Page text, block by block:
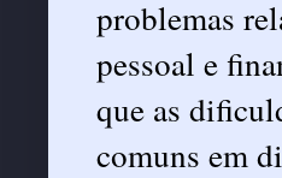
problemas
pessoal e
que as
comuns em